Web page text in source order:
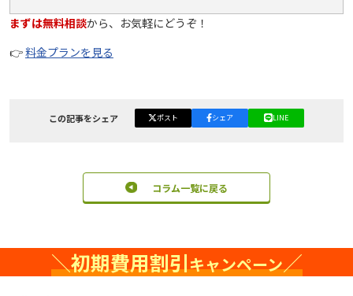
まずは無料相談から、お気軽にどうぞ！
👉料金プランを見る
この記事をシェア ポスト シェア LINE
コラム一覧に戻る
＼初期費用割引キャンペーン／